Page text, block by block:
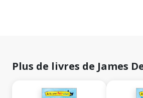
Plus de livres de James